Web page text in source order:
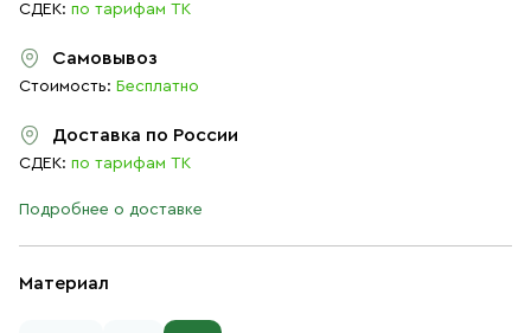
Материал
СДЕК: по тарифам ТК
Самовывоз
Стоимость: Бесплатно
Доставка по России
СДЕК: по тарифам ТК
Подробнее о доставке